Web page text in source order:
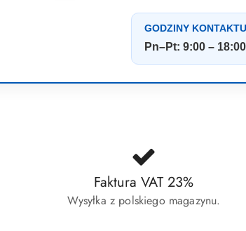
GODZINY
Pn–Pt: 9:00 – 18:00
Faktura VAT 23%
Wysyłka z polskiego magazynu.